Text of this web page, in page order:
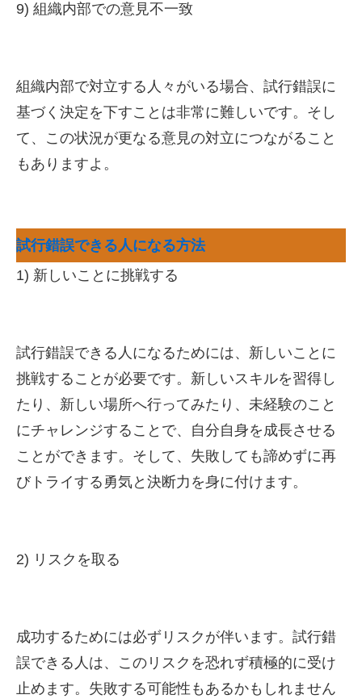
9) 組織内部での意見不一致
組織内部で対立する人々がいる場合、試行錯誤に
基づく決定を下すことは非常に難しいです。そし
て、この状況が更なる意見の対立につながること
もありますよ。
試行錯誤できる人になる方法
1) 新しいことに挑戦する
試行錯誤できる人になるためには、新しいことに
挑戦することが必要です。新しいスキルを習得し
たり、新しい場所へ行ってみたり、未経験のこと
にチャレンジすることで、自分自身を成長させる
ことができます。そして、失敗しても諦めずに再
びトライする勇気と決断力を身に付けます。
2) リスクを取る
成功するためには必ずリスクが伴います。試行錯
誤できる人は、このリスクを恐れず積極的に受け
止めます。失敗する可能性もあるかもしれません